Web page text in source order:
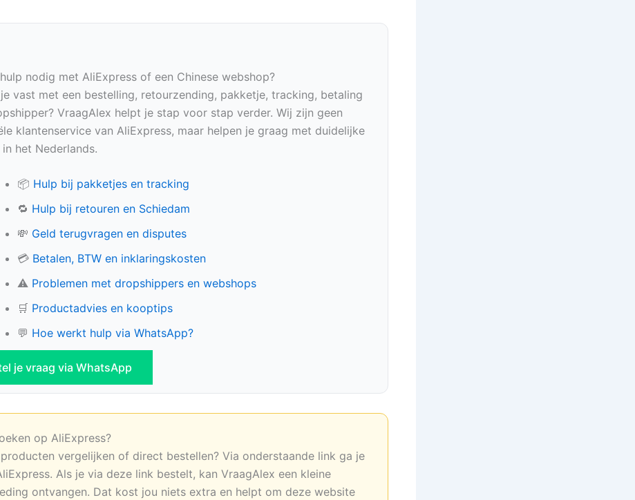
nodig met AliExpress of een Chinese webshop?
vast met een bestelling, retourzending, pakketje, tracking, betaling
VraagAlex helpt je stap voor stap verder. Wij zijn geen
klantenservice van AliExpress, maar helpen je graag met duidelijke
het Nederlands.
📦 Hulp bij pakketjes en tracking
🔁 Hulp bij retouren en Schiedam
💸 Geld terugvragen en disputes
💳 Betalen, BTW en inklaringskosten
⚠️ Problemen met dropshippers en webshops
🛒 Productadvies en kooptips
💬 Hoe werkt hulp via WhatsApp?
je vraag via WhatsApp
op AliExpress?
vergelijken of direct bestellen? Via onderstaande link ga je
Als je via deze link bestelt, kan VraagAlex een kleine
ontvangen. Dat kost jou niets extra en helpt om deze website